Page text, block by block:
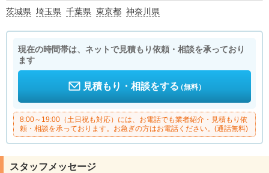
茨城県 埼玉県 千葉県 東京都 神奈川県
現在の時間帯は、ネットで見積もり依頼・相談を承っており
ます
見積もり・相談をする（無料）
8:00～19:00（土日祝も対応）には、お電話でも業者紹介・見積もり依
頼・相談を承っております。お急ぎの方はお電話ください。(通話無料)
スタッフメッセージ